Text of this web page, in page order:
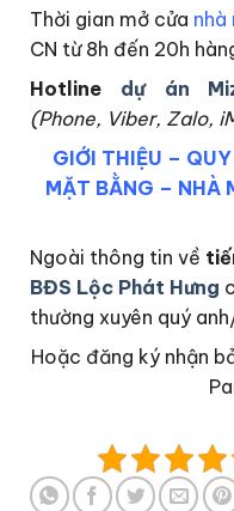
Thời gian mở cửa nhà
CN từ 8h đến 20h
Hotline dự án
(Phone, Viber, Zalo,
GIỚI THIỆU –
MẶT BẰNG – NHÀ
Ngoài thông tin về
BĐS Lộc Phát Hưng
thường xuyên quý
Hoặc đăng ký nhận